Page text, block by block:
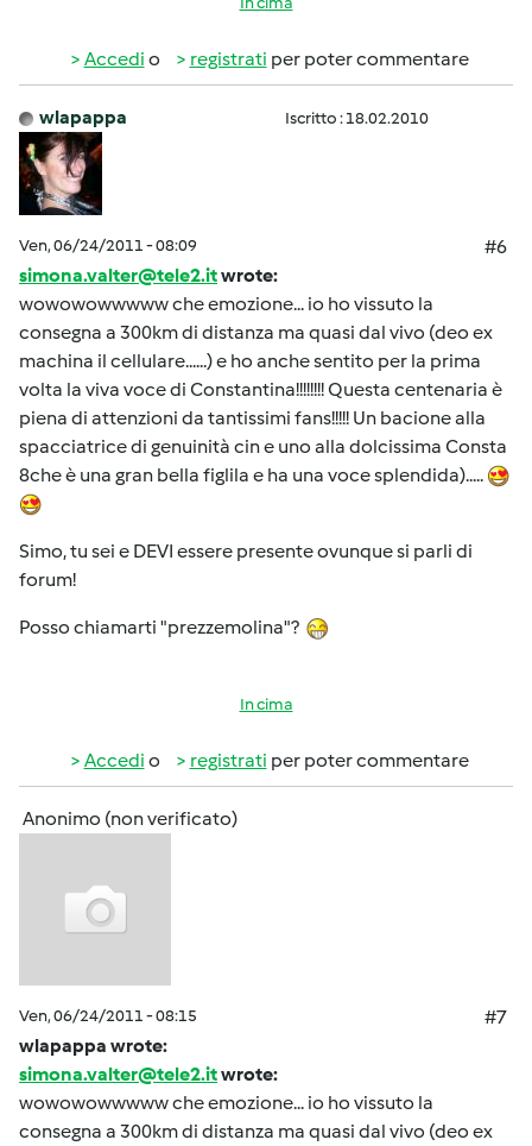
Accedi o registrati per poter commentare
wlapappa Iscritto : 18.02.2010
Ven, 06/24/2011 - 08:09
#6
simona.valter@tele2.itwrote:
wowowowwwww che emozione... io ho vissuto la
consegna a 300km di distanza ma quasi dal vivo (deo ex
machina il cellulare......) e ho anche sentito per la prima
volta la viva voce di Constantina!!!!!!!! Questa centenaria è
piena di attenzioni da tantissimi fans!!!!! Un bacione alla
spacciatrice di genuinità cin e uno alla dolcissima Consta
8che è una gran bella figlila e ha una voce splendida).....
Simo, tu sei e DEVI essere presente ovunque si parli di
forum!
Posso chiamarti "prezzemolina"?
In cima
Accedi o registrati per poter commentare
Anonimo (non verificato)
Ven, 06/24/2011 - 08:15
#7
wlapappa wrote:
simona.valter@tele2.itwrote:
wowowowwwww che emozione... io ho vissuto la
consegna a 300km di distanza ma quasi dal vivo (deo ex